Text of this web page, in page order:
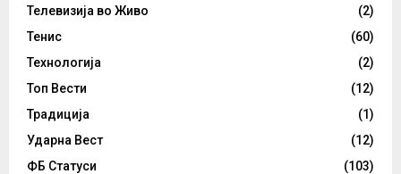
Телевизија во Живо
(2)
Тенис
(60)
Технологија
(2)
Топ Вести
(12)
Традиција
(1)
Ударна Вест
(12)
ФБ Статуси
(103)